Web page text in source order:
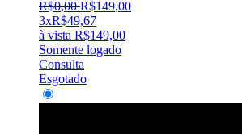
R$0,00 R$149,00
3xR$49,67
à vista R$149,00
Somente logado
Consulta
Esgotado